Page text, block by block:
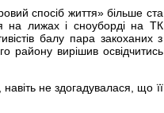
спосіб життя» більше ста
на лижах і сноуборді на ТК
балу пара закоханих з
району вирішив освідчитись
не здогадувалася, що її